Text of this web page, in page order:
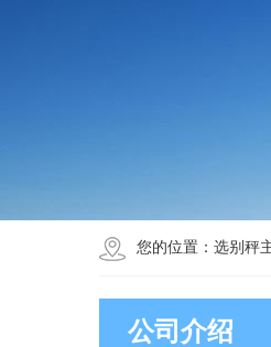
您的位置： 选别秤
公司介绍